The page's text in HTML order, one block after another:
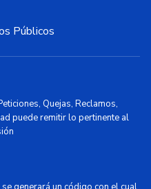
Públicos
Quejas, Reclamos,
puede remitir lo pertinente al